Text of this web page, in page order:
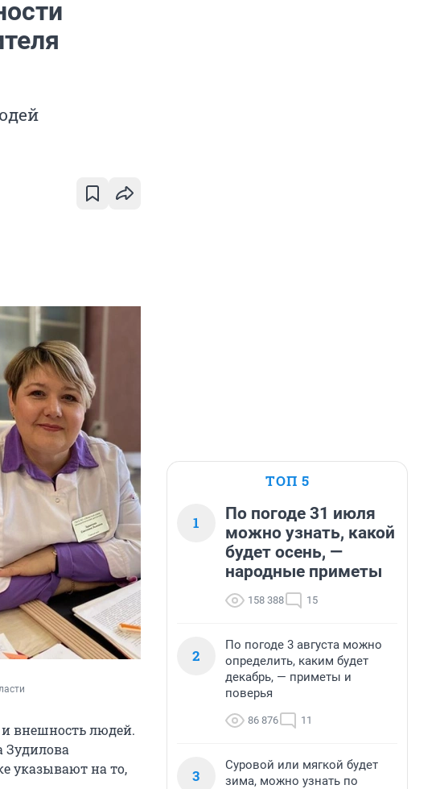
и внешность людей.
Зудилова
указывают на то,
ТОП 5
1
По погоде 31 июля
можно узнать, какой
будет осень, —
народные приметы
158 388 15
2
По погоде 3 августа можно
определить, каким будет
декабрь, — приметы и
поверья
86 876 11
3
Суровой или мягкой будет
зима, можно узнать по